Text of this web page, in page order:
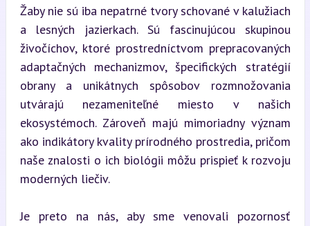
Žaby nie sú iba nepatrné tvory schované v kalužiach
a lesných jazierkach. Sú fascinujúcou skupinou
živočíchov, ktoré prostredníctvom prepracovaných
adaptačných mechanizmov, špecifických stratégií
obrany a unikátnych spôsobov rozmnožovania
utvárajú nezameniteľné miesto v našich
ekosystémoch. Zároveň majú mimoriadny význam
ako indikátory kvality prírodného prostredia, pričom
naše znalosti o ich biológii môžu prispieť k rozvoju
moderných liečiv.
Je preto na nás, aby sme venovali pozornosť